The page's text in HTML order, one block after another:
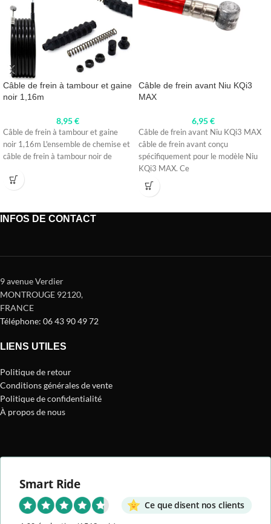
Câble de frein à tambour et gaine
noir 1,16m
8,95€
Câble de frein à tambour et gaine
noir 1,16m L'ensemble de chemise et
câble de frein à tambour noir de
Câble de frein avant Niu KQi3
MAX
6,95€
Câble de frein avant Niu KQi3 MAX
câble de frein avant conçu
spécifiquement pour le modèle Niu
KQi3 MAX. Ce
INFOS DE CONTACT
9 avenue Verdier
MONTROUGE 92120,
FRANCE
Téléphone: 06 43 90 49 72
LIENS UTILES
Politique de retour
Conditions générales de vente
Politique de confidentialité
À propos de nous
Smart Ride
Ce que disent nos clients